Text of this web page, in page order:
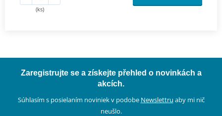
(ks)
Zaregistrujte se a získejte přehled o novinkách a
akcích.
Súhlasím s posielaním noviniek v podobe Newslettru aby mi nič
neušlo.